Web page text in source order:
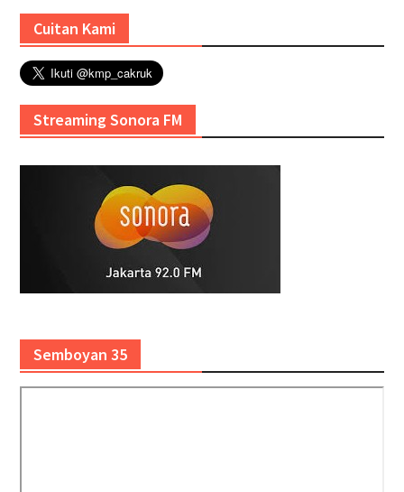
Cuitan Kami
Streaming Sonora FM
Semboyan 35